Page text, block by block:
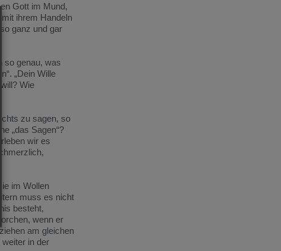
Gott im Mund,
ihrem Handeln
ganz und gar
so genau, was
„Dein Wille
Wie
zu sagen, so
„das Sagen“?
wir es
im Wollen
muss es nicht
besteht,
wenn er
am gleichen
in der